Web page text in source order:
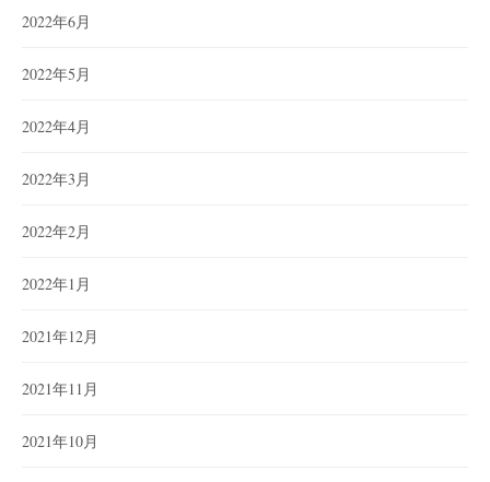
2022年6月
2022年5月
2022年4月
2022年3月
2022年2月
2022年1月
2021年12月
2021年11月
2021年10月